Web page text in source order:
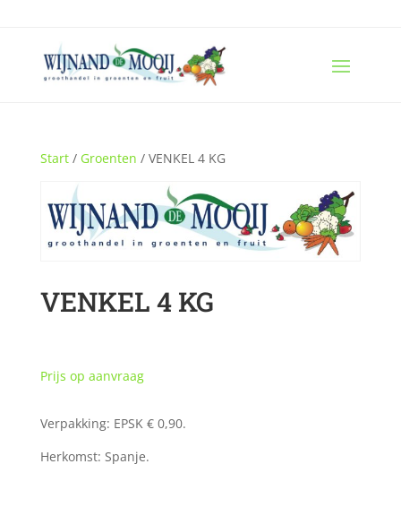
Start/ Groenten / VENKEL 4 KG
VENKEL 4 KG
Prijs op aanvraag
Verpakking: EPSK € 0,90.
Herkomst: Spanje.